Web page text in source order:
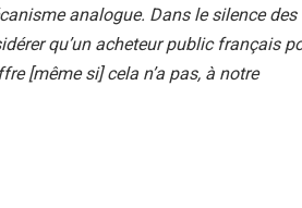
analogue. Dans le silence des
qu’un acheteur public français
[même si] cela n’a pas, à notre